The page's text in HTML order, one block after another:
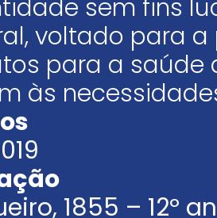
sem fins
voltado para
para a saúde
às
1855 – 12º